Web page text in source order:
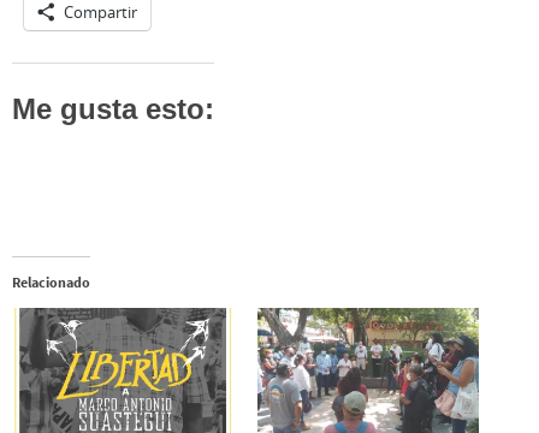
Compartir
Me gusta esto:
Relacionado